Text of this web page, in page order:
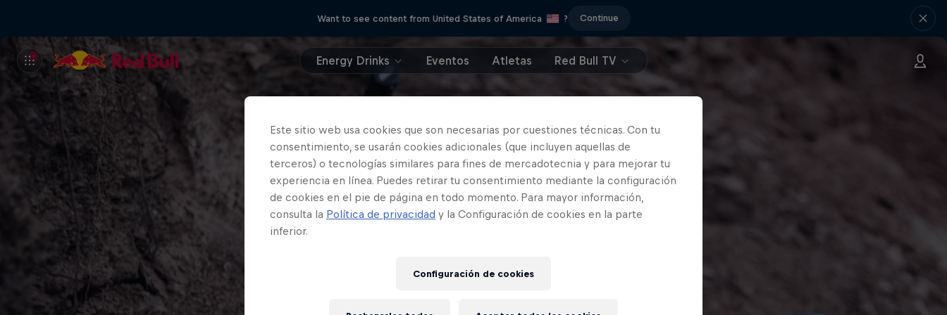
Want to see content from United States of America ? Continue
Energy Drinks Eventos Atletas Red Bull TV
Este sitio web usa cookies que son necesarias por cuestiones técnicas. Con tu
consentimiento, se usarán cookies adicionales (que incluyen aquellas de
terceros) o tecnologías similares para fines de mercadotecnia y para mejorar tu
experiencia en línea. Puedes retirar tu consentimiento mediante la configuración
de cookies en el pie de página en todo momento. Para mayor información,
consulta la Política de privacidad y la Configuración de cookies en la parte
inferior.
Configuración de cookies